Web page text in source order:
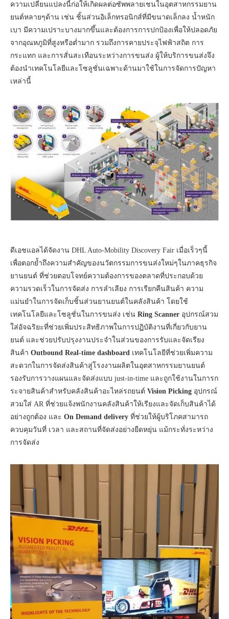
ความเปลี่ยนแปลงนี้ก่อให้เกิดผลต่อซัพพลายเชนในอุตสาหกรรมยาน
ยนต์หลายๆด้าน เช่น ชิ้นส่วนอิเล็กทรอนิกส์ที่มีขนาดเล็กลง น้ำหนัก
เบา มีความเปราะบางมากขึ้นและต้องการการปกป้องเพื่อให้ปลอดภัย
จากอุณหภูมิที่สูงหรือต่ำมาก รวมถึงการคายประจุไฟฟ้าสถิต การ
กระแทก และการสั่นสะเทือนระหว่างการขนส่ง ผู้ให้บริการขนส่งจึง
ต้องนำเทคโนโลยีและโซลูชั่นเฉพาะด้านมาใช้ในการจัดการปัญหา
เหล่านี้
ดีเอชแอลได้จัดงาน DHL Auto-Mobility Discovery Fair เมื่อเร็วๆนี้
เพื่อตอกย้ำถึงความสำคัญของนวัตกรรมการขนส่งใหม่ๆในภาคธุรกิจ
ยานยนต์ ที่ช่วยตอบโจทย์ความต้องการของตลาดที่ประกอบด้วย
ความรวดเร็วในการจัดส่ง การลำเลียง การเรียกคืนสินค้า ความ
แม่นยำในการจัดเก็บชิ้นส่วนยานยนต์ในคลังสินค้า โดยใช้
เทคโนโลยีและโซลูชั่นในการขนส่ง เช่น Ring Scanner อุปกรณ์สวม
ใส่อัจฉริยะที่ช่วยเพิ่มประสิทธิภาพในการปฏิบัติงานที่เกี่ยวกับยาน
ยนต์ และช่วยปรับปรุงงานประจำในส่วนของการรับและจัดเรียง
สินค้า Outbound Real-time dashboard เทคโนโลยีที่ช่วยเพิ่มความ
สะดวกในการจัดส่งสินค้าสู่โรงงานผลิตในอุตสาหกรรมยานยนต์
รองรับการวางแผนและจัดส่งแบบ just-in-time และถูกใช้งานในการก
ระจายสินค้าสำหรับคลังสินค้าอะไหล่รถยนต์ Vision Picking อุปกรณ์
สวมใส่ AR ที่ช่วยแจ้งพนักงานคลังสินค้าให้เรียงและจัดเก็บสินค้าได้
อย่างถูกต้อง และ On Demand delivery ที่ช่วยให้ผู้บริโภคสามารถ
ควบคุมวันที่ เวลา และสถานที่จัดส่งอย่างยืดหยุ่น แม้กระทั่งระหว่าง
การจัดส่ง